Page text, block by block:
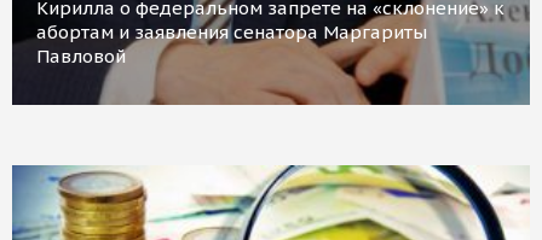
Кирилла о федеральном запрете на «склонение» к
абортам и заявления сенатора Маргариты
Павловой